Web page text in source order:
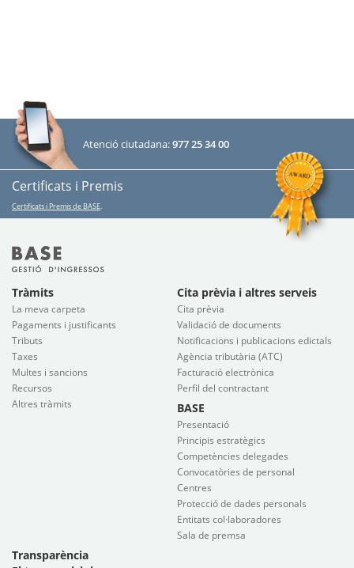
Atenció ciutadana:977 25 34 00
Certificats i Premis
Certificats i Premis de BASE
Tràmits
La meva carpeta
Pagaments i justificants
Tributs
Taxes
Multes i sancions
Recursos
Altres tràmits
Cita prèvia i altres serveis
Cita prèvia
Validació de documents
Notificacions i publicacions edictals
Agència tributària (ATC)
Facturació electrònica
Perfil del contractant
BASE
Presentació
Principis estratègics
Competències delegades
Convocatòries de personal
Centres
Protecció de dades personals
Entitats col·laboradores
Sala de premsa
Transparència